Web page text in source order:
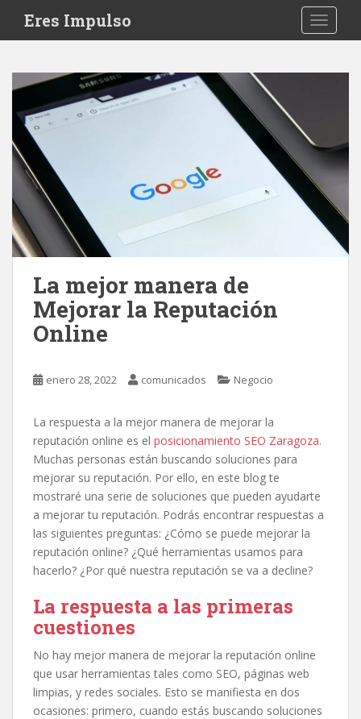
i
Eres Impulso
La mejor manera de
Mejorar la Reputación
Online
enero 28, 2022 comunicados Negocio
La respuesta a la mejor manera de mejorar la
reputación online es el posicionamiento SEO Zaragoza.
Muchas personas están buscando soluciones para
mejorar su reputación. Por ello, en este blog te
mostraré una serie de soluciones que pueden ayudarte
a mejorar tu reputación. Podrás encontrar respuestas a
las siguientes preguntas: ¿Cómo se puede mejorar la
reputación online? ¿Qué herramientas usamos para
hacerlo? ¿Por qué nuestra reputación se va a decline?
La respuesta a las primeras
cuestiones
No hay mejor manera de mejorar la reputación online
que usar herramientas tales como SEO, páginas web
limpias, y redes sociales. Esto se manifiesta en dos
ocasiones: primero, cuando estás buscando soluciones